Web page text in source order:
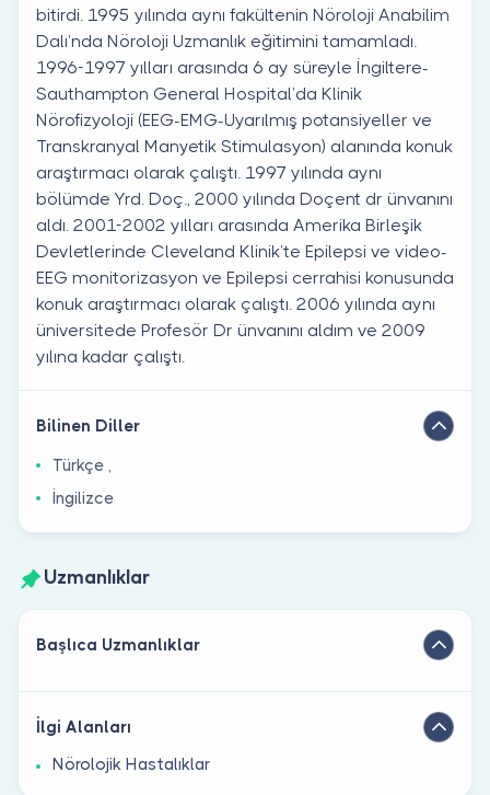
bitirdi. 1995 yılında aynı fakültenin Nöroloji Anabilim
Dalı’nda Nöroloji Uzmanlık eğitimini tamamladı.
1996-1997 yılları arasında 6 ay süreyle İngiltere-
Sauthampton General Hospital’da Klinik
Nörofizyoloji (EEG-EMG-Uyarılmış potansiyeller ve
Transkranyal Manyetik Stimulasyon) alanında konuk
araştırmacı olarak çalıştı. 1997 yılında aynı
bölümde Yrd. Doç., 2000 yılında Doçent dr ünvanını
aldı. 2001-2002 yılları arasında Amerika Birleşik
Devletlerinde Cleveland Klinik’te Epilepsi ve video-
EEG monitorizasyon ve Epilepsi cerrahisi konusunda
konuk araştırmacı olarak çalıştı. 2006 yılında aynı
üniversitede Profesör Dr ünvanını aldım ve 2009
yılına kadar çalıştı.
Bilinen Diller
Türkçe ,
İngilizce
Uzmanlıklar
Başlıca Uzmanlıklar
İlgi Alanları
Nörolojik Hastalıklar